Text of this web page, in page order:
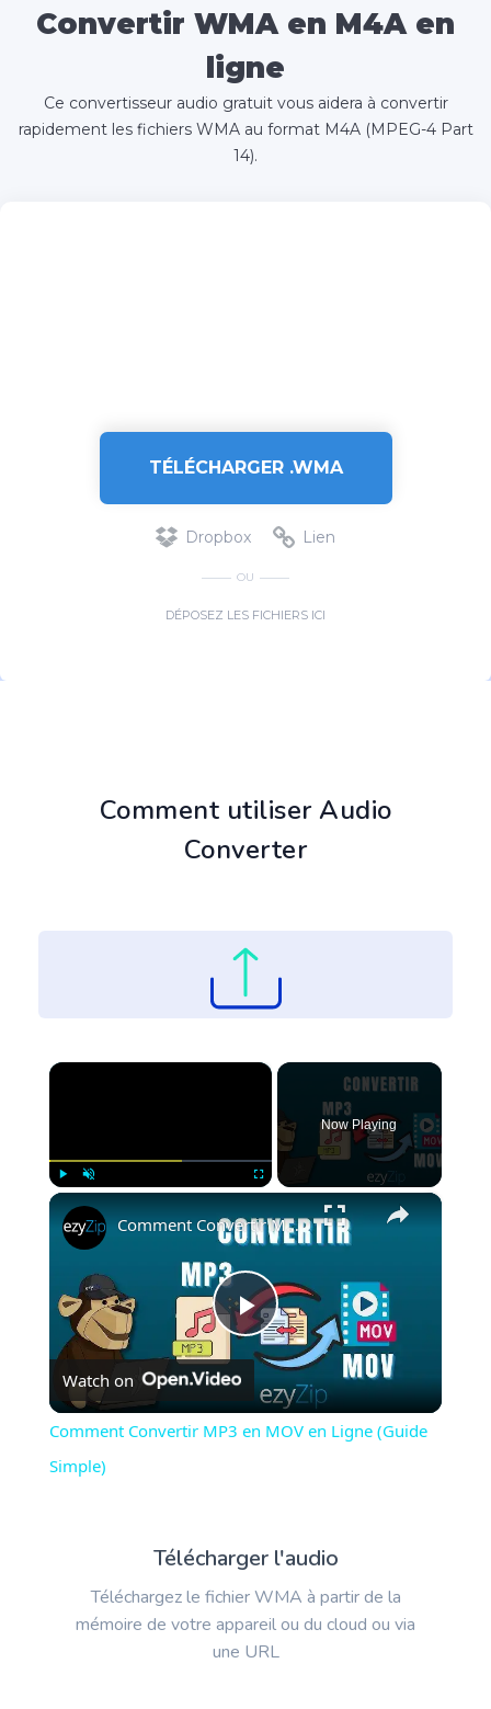
Comment utiliser Audio
Converter
×
Now Playing
×
Play
Video
Comment Convertir MP3 en MOV en Ligne (Guide Simple)
Watch on
Comment Convertir MP3 en MOV en Ligne (Guide
Simple)
Télécharger l'audio
Téléchargez le fichier WMA à partir de la
mémoire de votre appareil ou du cloud ou via
une URL